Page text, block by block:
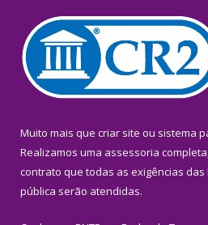
Muito mais que criar site ou sistema
Realizamos uma assessoria
contrato que todas as exigências das
pública serão atendidas.